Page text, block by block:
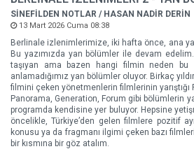
SİNEFİLDEN NOTLAR / HASAN NADİR DERİN
13 Mart 2026 Cuma 08:38
Berlinale izlenimlerimize, iki hafta önce, ana
Bu yazımızda yan bölümler ile devam
taşıyan ama bazen hangi filmin neden bu
anlamadığımız yan bölümler oluyor. Birkaç
filmini çeken yönetmenlerin filmlerinin yarıştığı
Panorama, Generation, Forum gibi bölümlerin
programda kendisine yer buluyor. Hepsine
öncelikle, Türkiye’den gelen filmlere pozitif
konusu ya da fragmanı ilgimi çeken bazı
bir kısmına bir göz atalım.